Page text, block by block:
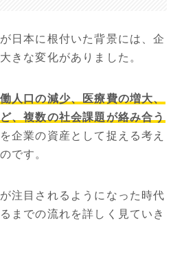
日本に根付いた背景には、企
きな変化がありました。
人口の減少、医療費の増大、
、複数の社会課題が絡み合う
企業の資産として捉える考え
です。
注目されるようになった時代
までの流れを詳しく見ていき